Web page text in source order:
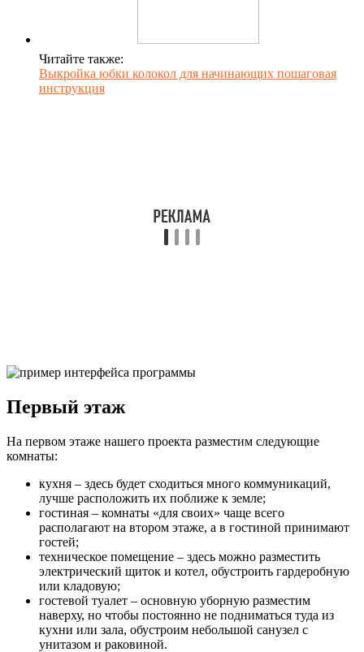
Читайте также:
Выкройка юбки колокол для начинающих пошаговая
инструкция
Первый этаж
На первом этаже нашего проекта разместим следующие
комнаты:
кухня – здесь будет сходиться много коммуникаций,
лучше расположить их поближе к земле;
гостиная – комнаты «для своих» чаще всего
располагают на втором этаже, а в гостиной принимают
гостей;
техническое помещение – здесь можно разместить
электрический щиток и котел, обустроить гардеробную
или кладовую;
гостевой туалет – основную уборную разместим
наверху, но чтобы постоянно не подниматься туда из
кухни или зала, обустроим небольшой санузел с
унитазом и раковиной.